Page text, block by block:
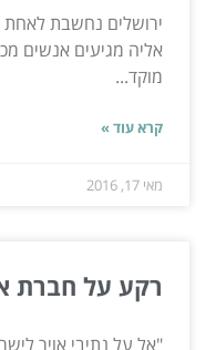
ירושלים נחשבת לאחת
אליה מגיעים אנשים
מוקד...
קרא עוד »
מאי 17, 2016
רקע על חברת
"אל על נתיבי אויר